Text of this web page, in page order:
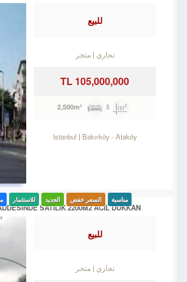
للبيع
تجاري متجر
105,000,000 TL
5
Istanbul Bakırköy-Ataköy
SATILIK 2200M2 ACİL DÜKKAN
مناسبة السعر خفض الجديد للاستثمار
للبيع
تجاري متجر